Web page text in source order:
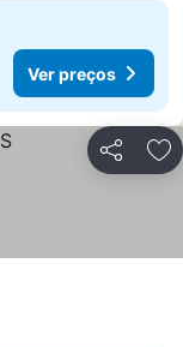
Ver preços
Partilhar